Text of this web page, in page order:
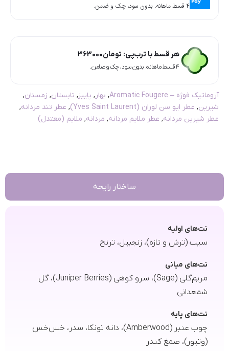
۴ قسط ماهانه. بدون سود، چک و ضامن.
هر قسط با ترب‌پی: تومان363000
۴ قسط ماهانه. بدون سود، چک و ضامن.
آروماتیک فوژه – Aromatic Fougere , بهار , پاییز, تابستان, زمستان,
شیرین, عطر ایو سن لوران (Yves Saint Laurent) , عطر تند مردانه,
عطر شیرین مردانه, عطر ملایم مردانه, مردانه, ملایم (معتدل)
ساختار رایحه
نت‌های اولیه
سیب (ترش و تازه)، زنجبیل، ترنج
نت‌های میانی
مریم‌گلی (Sage)، سرو کوهی (Juniper Berries)، گل
شمعدانی
نت‌های پایه
چوب عنبر (Amberwood)، دانه تونکا، سدر، خس‌خس
(وتیور)، صمغ کندر